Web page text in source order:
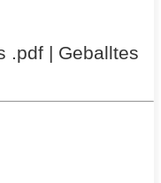
.pdf | Geballtes